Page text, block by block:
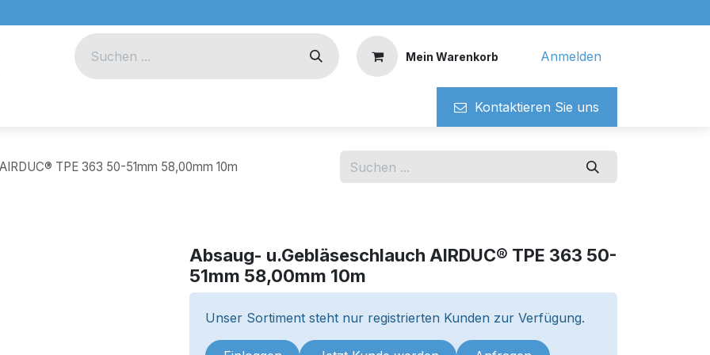
Mein Warenkorb Anmelden
Kontaktieren ​​Si​​e uns
TPE 363 50-51mm 58,00mm 10m
Absaug- u.Gebläseschlauch AIRDUC® TPE 363 50-
51mm 58,00mm 10m
Unser Sortiment steht nur registrierten Kunden zur Verfügung.